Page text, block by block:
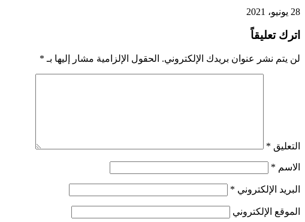
28 يونيو، 2021
اترك تعليقاً
لن يتم نشر عنوان بريدك الإلكتروني. الحقول الإلزامية مشار إليها بـ *
التعليق *
الاسم *
البريد الإلكتروني *
الموقع الإلكتروني